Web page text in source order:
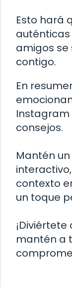
Esto hará
auténticas
amigos
contigo.
En
Instagram
consejos.
Mantén
contexto
un toque
mantén a